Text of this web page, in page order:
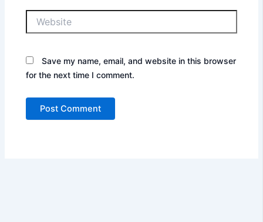
Save my name, email, and website in this browser
for the next time I comment.